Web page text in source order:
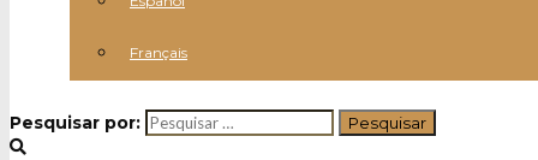
Français
Pesquisar por: